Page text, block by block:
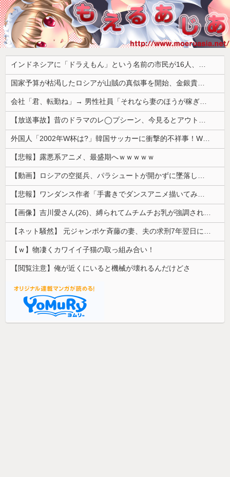
インドネシアに「ドラえもん」という名前の市民が16人、「のび太」は181人
国家予算が枯渇したロシアが山賊の真似事を開始、金銀貴金属じゃなくて自動車とかってところがリアリティありすぎる……
会社「君、転勤ね」→ 男性社員「それなら妻のほうが稼ぎいいんで辞めます」⇒ 結果・・・
【放送事故】昔のドラマのレ◯プシーン、今見るとアウトすぎる・・・
外国人「2002年W杯は?」韓国サッカーに衝撃的不祥事！W杯予選でレフリーへの性的接待発覚！海外騒然！【海外の反応】
【悲報】露悪系アニメ、最盛期へｗｗｗｗｗ
【動画】ロシアの空挺兵、パラシュートが開かずに墜落してしまう。
【悲報】ワンダンス作者「手書きでダンスアニメ描いてみました」←アニメの当てつけにしか見えないと話題に
【画像】吉川愛さん(26)、縛られてムチムチお乳が強調されてしまう
【ネット騒然】 元ジャンポケ斉藤の妻、夫の求刑7年翌日にインスタ更新！その内容がガチでヤバすぎる…
【ｗ】物凄くカワイイ子猫の取っ組み合い！
【閲覧注意】俺が近くにいると機械が壊れるんだけどさ